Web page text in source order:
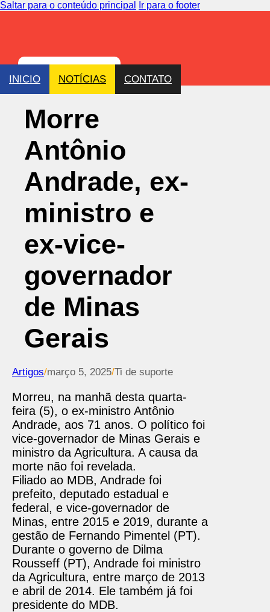
Saltar para o conteúdo principal Ir para o footer
INICIO NOTÍCIAS CONTATO
Morre
Antônio
Andrade, ex-
ministro e
ex-vice-
governador
de Minas
Gerais
Artigos/março 5, 2025/Ti de suporte
Morreu, na manhã desta quarta-
feira (5), o ex-ministro Antônio
Andrade, aos 71 anos. O político foi
vice-governador de Minas Gerais e
ministro da Agricultura. A causa da
morte não foi revelada.
Filiado ao MDB, Andrade foi
prefeito, deputado estadual e
federal, e vice-governador de
Minas, entre 2015 e 2019, durante a
gestão de Fernando Pimentel (PT).
Durante o governo de Dilma
Rousseff (PT), Andrade foi ministro
da Agricultura, entre março de 2013
e abril de 2014. Ele também já foi
presidente do MDB.